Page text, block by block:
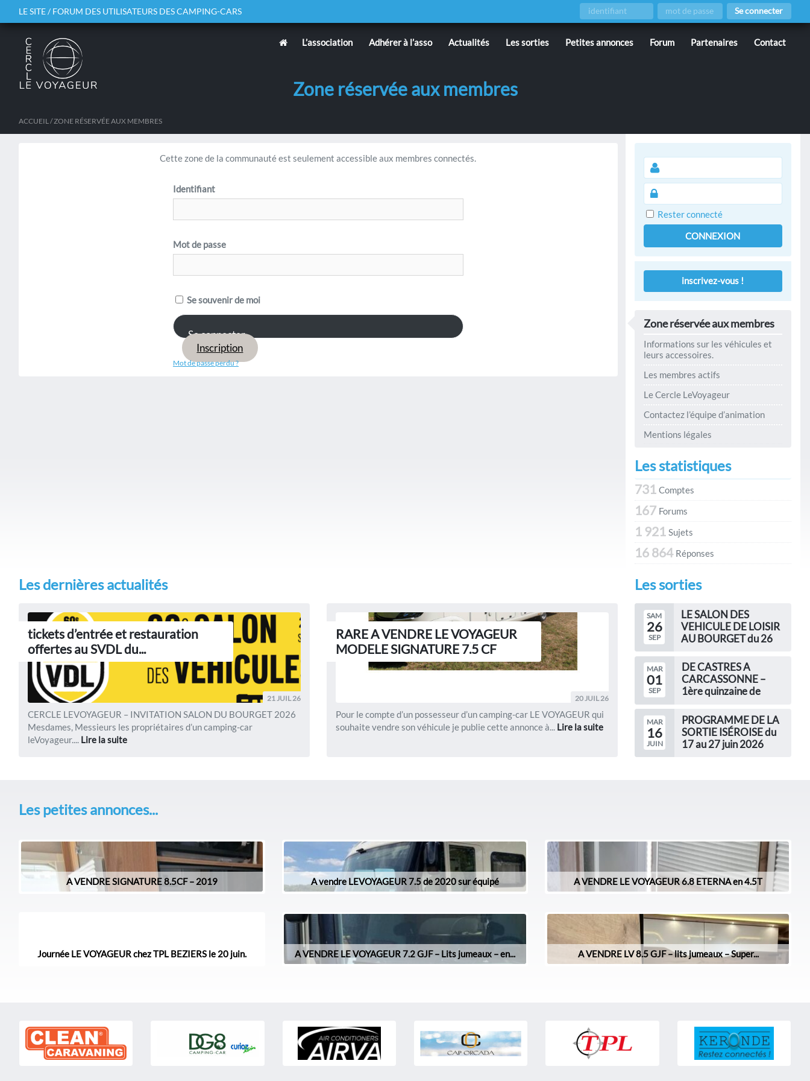
LE SITE / FORUM DES UTILISATEURS DES CAMPING-CARS Se connecter
L’association Adhérer à l’asso Actualités Les sorties Petites annonces Forum Partenaires Contact
Zone réservée aux membres
ACCUEIL/ ZONE RÉSERVÉE AUX MEMBRES
Cette zone de la communauté est seulement accessible aux membres connectés.
Identifiant
Mot de passe
Se souvenir de moi
Inscription
Mot de passe perdu ?
Rester connecté
CONNEXION
inscrivez-vous !
Zone réservée aux membres
Informations sur les véhicules et
leurs accessoires.
Les membres actifs
Le Cercle LeVoyageur
Contactez l’équipe d’animation
Mentions légales
Les statistiques
731 Comptes
167 Forums
1 921 Sujets
16 864 Réponses
Les dernières actualités
tickets d’entrée et restauration
offertes au SVDL du...
21 JUIL 26
CERCLE LEVOYAGEUR – INVITATION SALON DU BOURGET 2026
Mesdames, Messieurs les propriétaires d’un camping-car
leVoyageur.... Lire la suite
RARE A VENDRE LE VOYAGEUR
MODELE SIGNATURE 7.5 CF
20 JUIL 26
Pour le compte d’un possesseur d’un camping-car LE VOYAGEUR qui
souhaite vendre son véhicule je publie cette annonce à... Lire la suite
Les sorties
SAM
26
SEP
LE SALON DES
VEHICULE DE LOISIR
AU BOURGET du 26
octobre
LE SALON DES
VEHICULE DE LOISIR
AU BOURGET du 26
MAR
01
SEP
DE CASTRES A
CARCASSONNE –
1ère quinzaine de
DE CASTRES A
CARCASSONNE – 1ère
quinzaine de septembre
Le...
MAR
16
JUIN
PROGRAMME DE LA
SORTIE ISÉROISE du
17 au 27 juin 2026
Les petites annonces...
A VENDRE SIGNATURE 8.5CF – 2019 A vendre LEVOYAGEUR 7.5 de 2020 sur équipé A VENDRE LE VOYAGEUR 6.8 ETERNA en 4.5T
Journée LE VOYAGEUR chez TPL BEZIERS le 20 juin. A VENDRE LE VOYAGEUR 7.2 GJF – Lits jumeaux – en... A VENDRE LV 8.5 GJF – lits jumeaux – Super...